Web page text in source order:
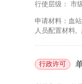
行使层级： 市
申请材料：血
人员配置材料,
行政许可